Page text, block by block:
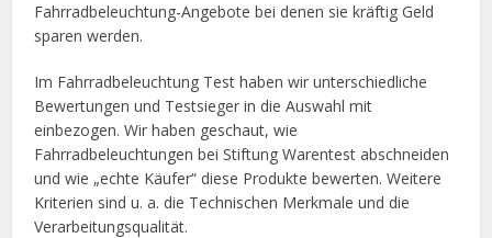
Fahrradbeleuchtung-Angebote bei denen sie kräftig Geld
sparen werden.
Im Fahrradbeleuchtung Test haben wir unterschiedliche
Bewertungen und Testsieger in die Auswahl mit
einbezogen. Wir haben geschaut, wie
Fahrradbeleuchtungen bei Stiftung Warentest abschneiden
und wie „echte Käufer“ diese Produkte bewerten. Weitere
Kriterien sind u. a. die Technischen Merkmale und die
Verarbeitungsqualität.